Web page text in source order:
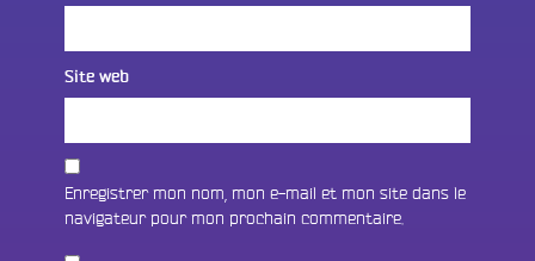
Site web
Enregistrer mon nom, mon e-mail et mon site dans le
navigateur pour mon prochain commentaire.